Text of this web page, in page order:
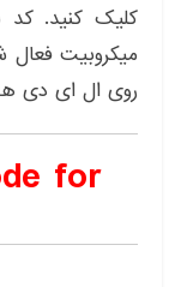
کلیک کنید.
میکروبیت فعال
روی ال ای دی
for